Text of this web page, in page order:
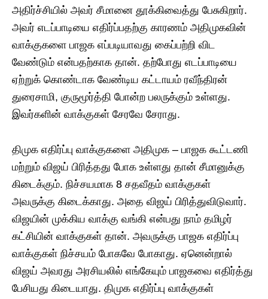
அதிர்ச்சியில் அவர் சீமானை தூக்கிவைத்து பேசுகிறார்.
அவர் எடப்பாடியை எதிர்ப்பதற்கு காரணம் அதிமுகவின்
வாக்குகளை பாஜக எப்படியாவது கைப்பற்றி விட
வேண்டும் என்பதற்காக தான். தற்போது எடப்பாடியை
ஏற்றுக் கொண்டாக வேண்டிய கட்டாயம் ரவீந்திரன்
துரைசாமி, குருமூர்த்தி போன்ற பலருக்கும் உள்ளது.
இவர்களின் வாக்குகள் சேரவே சேராது.
திமுக எதிர்ப்பு வாக்குகளை அதிமுக – பாஜக கூட்டணி
மற்றும் விஜய் பிரித்தது போக உள்ளது தான் சீமானுக்கு
கிடைக்கும். நிச்சயமாக 8 சதவீதம் வாக்குகள்
அவருக்கு கிடைக்காது. அதை விஜய் பிரித்துவிடுவார்.
விஜயின் முக்கிய வாக்கு வங்கி என்பது நாம் தமிழர்
கட்சியின் வாக்குகள் தான். அவருக்கு பாஜக எதிர்ப்பு
வாக்குகள் நிச்சயம் போகவே போகாது. ஏனென்றால்
விஜய் அவரது அரசியலில் எங்கேயும் பாஜகவை எதிர்த்து
பேசியது கிடையாது. திமுக எதிர்ப்பு வாக்குகள்